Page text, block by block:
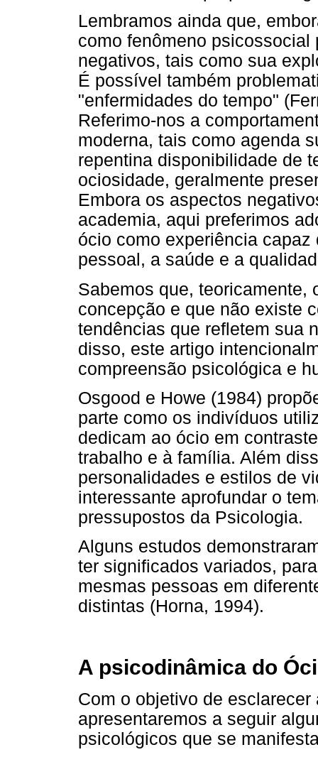
Lembramos ainda que,
como fenômeno
negativos, tais como sua
É possível também
"enfermidades do tempo"
Referimo-nos a
moderna, tais como agenda
repentina disponibilidade de
ociosidade, geralmente
Embora os aspectos
academia, aqui preferimos
ócio como experiência
pessoal, a saúde e a
Sabemos que, teoricamente,
concepção e que não existe
tendências que refletem sua
disso, este artigo
compreensão psicológica e
Osgood e Howe (1984)
parte como os indivíduos
dedicam ao ócio em
trabalho e à família. Além
personalidades e estilos de
interessante aprofundar o
pressupostos da Psicologia.
Alguns estudos
ter significados variados,
mesmas pessoas em
distintas (Horna, 1994).
A psicodinâmica do
Com o objetivo de
apresentaremos a seguir
psicológicos que se